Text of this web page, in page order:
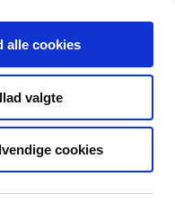
alle cookies
valgte
cookies